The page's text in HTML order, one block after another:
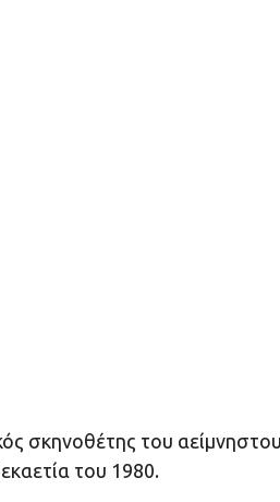
σκηνοθέτης του
του 1980.